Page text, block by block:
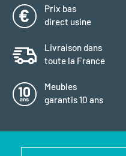
Prix bas
direct usine
Livraison dans
toute la France
Meubles
garantis 10 ans